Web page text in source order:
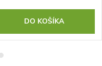
DO KOŠÍKA